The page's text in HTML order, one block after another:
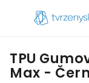
TPU
Max -